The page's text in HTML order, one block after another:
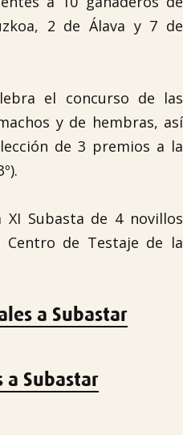
2 de Álava y 7 de
el concurso de las
y de hembras, así
de 3 premios a la
Subasta de 4 novillos
de Testaje de la
a Subastar
a Subastar